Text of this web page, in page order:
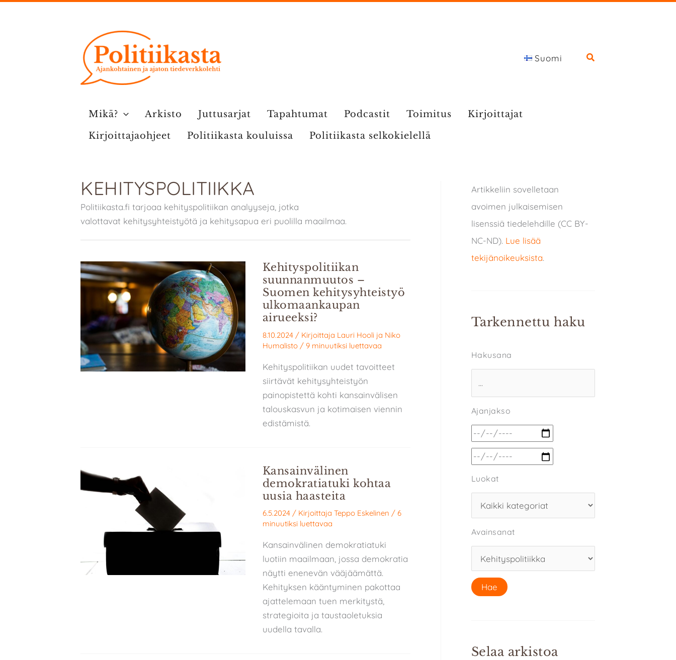
Suomi
Mikä? Arkisto Juttusarjat Tapahtumat Podcastit Toimitus
Kirjoittajat
Kirjoittajaohjeet
Politiikasta kouluissa Politiikasta selkokielellä
KEHITYSPOLITIIKKA
Politiikasta.fi tarjoaa kehityspolitiikan analyyseja, jotka
valottavat kehitysyhteistyötä ja kehitysapua eri puolilla maailmaa.
Kehityspolitiikan
suunnanmuutos –
Suomen kehitysyhteistyö
ulkomaankaupan
airueeksi?
8.10.2024 / Kirjoittaja Lauri Hoolija Niko
Humalisto/ 9 minuutiksi luettavaa
Kehityspolitiikan uudet tavoitteet
siirtävät kehitysyhteistyön
painopistettä kohti kansainvälisen
talouskasvun ja kotimaisen viennin
edistämistä.
Kansainvälinen
demokratiatuki kohtaa
uusia haasteita
6.5.2024 / Kirjoittaja Teppo Eskelinen / 6
minuutiksi luettavaa
Kansainvälinen demokratiatuki
luotiin maailmaan, jossa demokratia
näytti enenevän vääjäämättä.
Kehityksen kääntyminen pakottaa
ajattelemaan tuen merkitystä,
strategioita ja taustaoletuksia
uudella tavalla.
Artikkeliin sovelletaan
avoimen julkaisemisen
lisenssiä tiedelehdille (CC BY-
NC-ND). Lue lisää
tekijänoikeuksista.
Tarkennettu haku
Hakusana
Ajanjakso
Luokat
Avainsanat
Selaa arkistoa